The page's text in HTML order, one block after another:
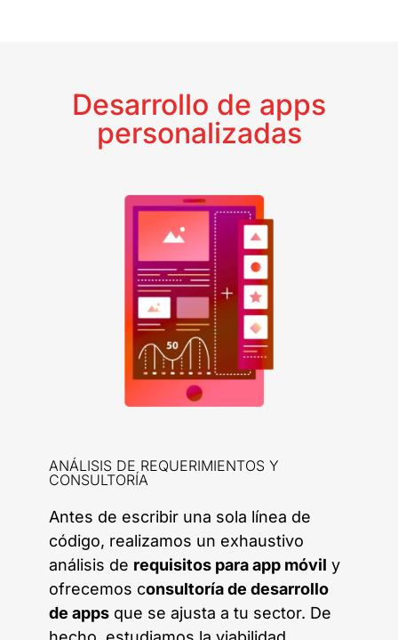
Desarrollo de apps
personalizadas
ANÁLISIS DE REQUERIMIENTOS Y
CONSULTORÍA
Antes de escribir una sola línea de
código, realizamos un exhaustivo
análisis de requisitos para app móvil y
ofrecemos consultoría de desarrollo
de apps que se ajusta a tu sector. De